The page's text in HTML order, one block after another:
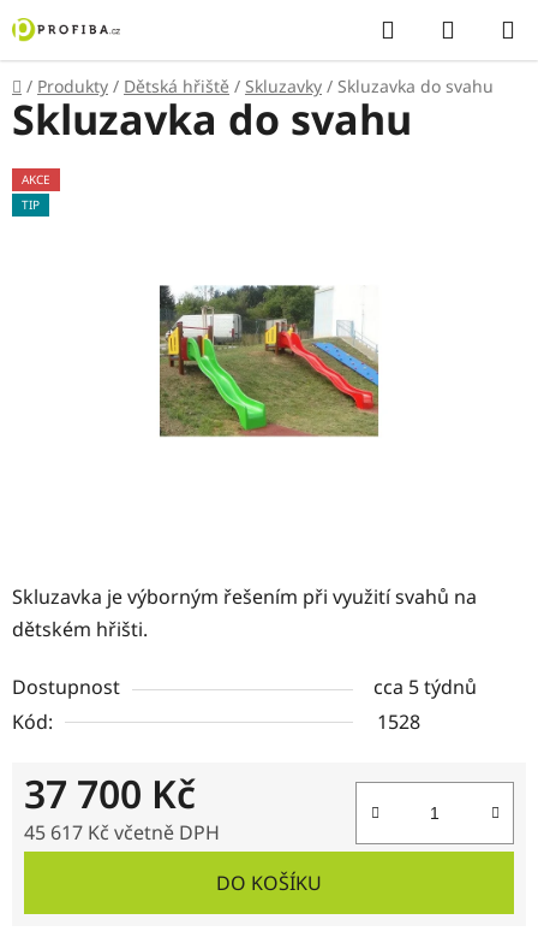
Přejít
na
obsah
Hledat
KOŠÍK
Domů
/ Produkty / Dětská hřiště / Skluzavky / Skluzavka do svahu
Skluzavka je výborným řešením při využití svahů na
dětském hřišti.
Dostupnost
cca 5 týdnů
Kód:
1528
37 700 Kč
45 617 Kč včetně DPH
DO KOŠÍKU
Skluzavka do svahu
AKCE
TIP